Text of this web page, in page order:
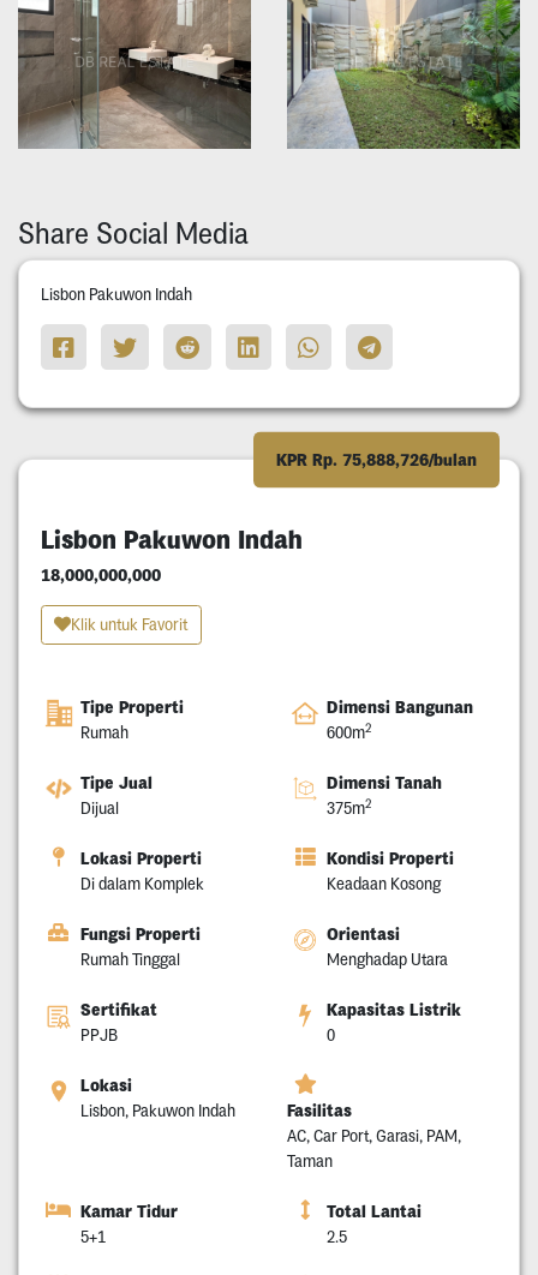
Share Social Media
Lisbon Pakuwon Indah
KPR Rp. 75,888,726/bulan
Lisbon Pakuwon Indah
18,000,000,000
Klik untuk Favorit
Tipe Properti
Rumah
Dimensi Bangunan
600m2
Tipe Jual
Dijual
Dimensi Tanah
375m2
Lokasi Properti
Di dalam Komplek
Kondisi Properti
Keadaan Kosong
Fungsi Properti
Rumah Tinggal
Orientasi
Menghadap Utara
Sertifikat
PPJB
Kapasitas Listrik
0
Lokasi
Lisbon, Pakuwon Indah Fasilitas
AC, Car Port, Garasi, PAM,
Taman
Kamar Tidur
5+1
Total Lantai
2.5